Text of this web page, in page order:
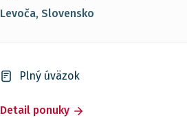
Levoča, Slovensko
Plný úväzok
Detail ponuky